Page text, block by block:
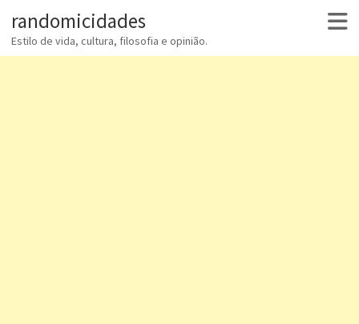
randomicidades
Estilo de vida, cultura, filosofia e opinião.